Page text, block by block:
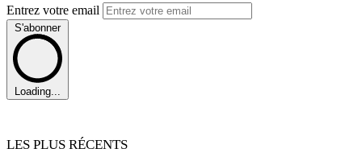
Entrez votre email
S'abonner
Loading...
LES PLUS RÉCENTS